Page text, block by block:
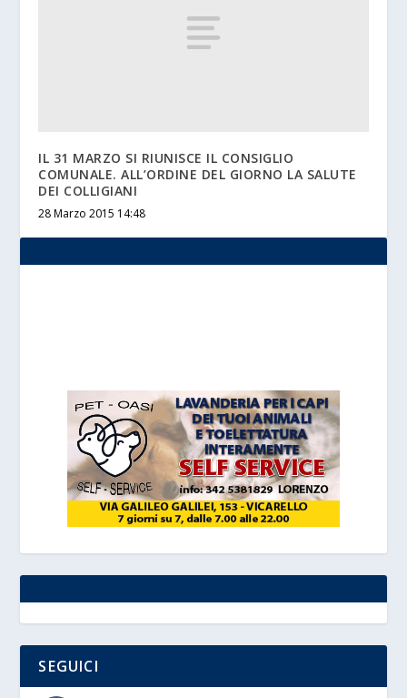
IL 31 MARZO SI RIUNISCE IL CONSIGLIO
COMUNALE. ALL’ORDINE DEL GIORNO LA SALUTE
DEI COLLIGIANI
28 Marzo 2015 14:48
SEGUICI